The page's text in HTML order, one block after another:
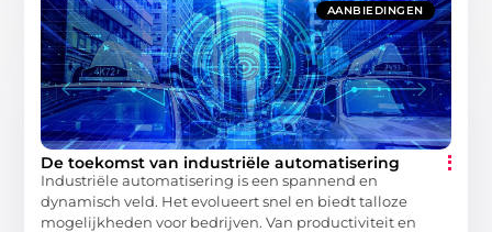
AANBIEDINGEN
De toekomst van industriële automatisering
Industriële automatisering is een spannend en
dynamisch veld. Het evolueert snel en biedt talloze
mogelijkheden voor bedrijven. Van productiviteit en